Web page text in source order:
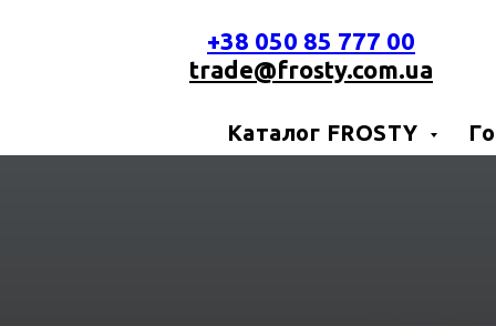
+38 050 85 777 00
trade@frosty.com.ua
Каталог FROSTY